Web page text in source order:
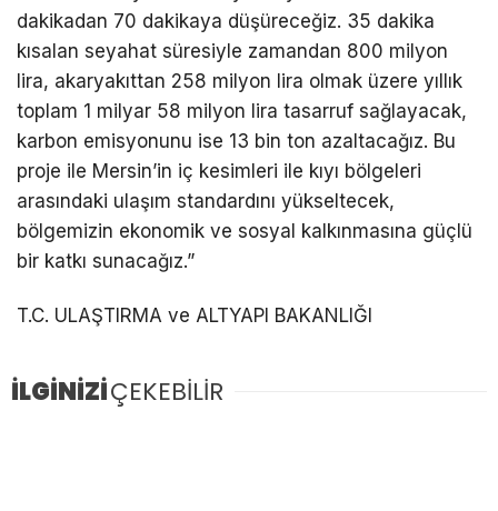
dakikadan 70 dakikaya düşüreceğiz. 35 dakika
kısalan seyahat süresiyle zamandan 800 milyon
lira, akaryakıttan 258 milyon lira olmak üzere yıllık
toplam 1 milyar 58 milyon lira tasarruf sağlayacak,
karbon emisyonunu ise 13 bin ton azaltacağız. Bu
proje ile Mersin’in iç kesimleri ile kıyı bölgeleri
arasındaki ulaşım standardını yükseltecek,
bölgemizin ekonomik ve sosyal kalkınmasına güçlü
bir katkı sunacağız.”
T.C. ULAŞTIRMA ve ALTYAPI BAKANLIĞI
İLGİNİZİÇEKEBİLİR